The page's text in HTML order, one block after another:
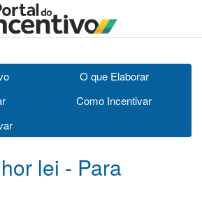
O que Elaborar
Como Incentivar
lei - Para